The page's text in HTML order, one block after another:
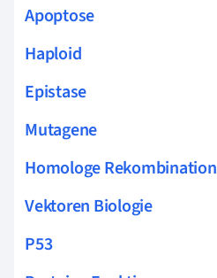
Apoptose
Haploid
Epistase
Mutagene
Homologe Rekombination
Vektoren Biologie
P53